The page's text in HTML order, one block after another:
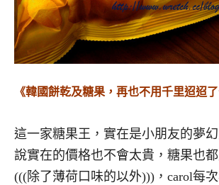
《韓國餅乾及糖果，再也不用千里迢迢了
這一家糖果王，實在是小朋友的夢
說實在的價格也不會太貴，糖果也
(((除了薄荷口味的以外)))，carol每